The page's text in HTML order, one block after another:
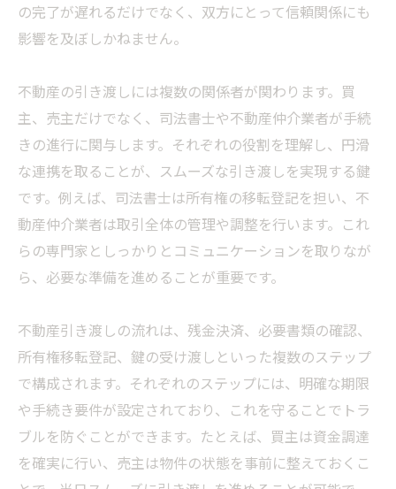
の完了が遅れるだけでなく、双方にとって信頼関係にも
影響を及ぼしかねません。
不動産の引き渡しには複数の関係者が関わります。買
主、売主だけでなく、司法書士や不動産仲介業者が手続
きの進行に関与します。それぞれの役割を理解し、円滑
な連携を取ることが、スムーズな引き渡しを実現する鍵
です。例えば、司法書士は所有権の移転登記を担い、不
動産仲介業者は取引全体の管理や調整を行います。これ
らの専門家としっかりとコミュニケーションを取りなが
ら、必要な準備を進めることが重要です。
不動産引き渡しの流れは、残金決済、必要書類の確認、
所有権移転登記、鍵の受け渡しといった複数のステップ
で構成されます。それぞれのステップには、明確な期限
や手続き要件が設定されており、これを守ることでトラ
ブルを防ぐことができます。たとえば、買主は資金調達
を確実に行い、売主は物件の状態を事前に整えておくこ